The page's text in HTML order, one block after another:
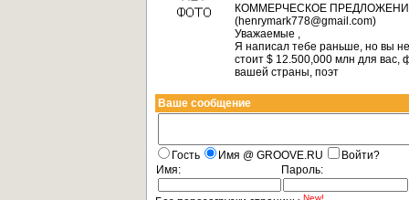
КОММЕРЧЕСКОЕ
(henrymark778@gmail.com)
Уважаемые ,
Я написал тебе раньше, но вы
стоит $ 12.500,000 млн для вас,
вашей страны, поэт
Ваше сообщение
Гость Имя @ GROOVE.RU
Войти?
Имя:
Пароль:
New!